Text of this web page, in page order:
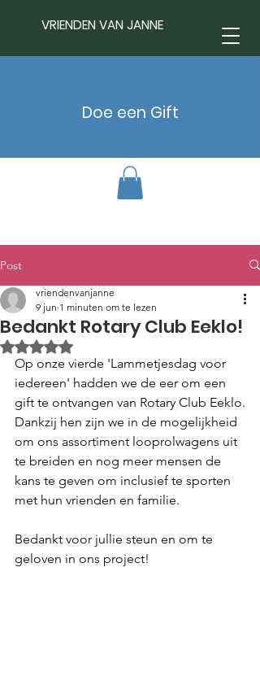
VRIENDEN VAN JANNE
Doe een Gift
Post
Bedankt Rotary Club Eeklo!
vriendenvanjanne
9 jun 1 minuten om te lezen
Beoordeeld met NaN uit 5 sterren.
Op onze vierde 'Lammetjesdag voor
iedereen' hadden we de eer om een
gift te ontvangen van Rotary Club Eeklo.
Dankzij hen zijn we in de mogelijkheid
om ons assortiment looprolwagens uit
te breiden en nog meer mensen de
kans te geven om inclusief te sporten
met hun vrienden en familie.
Bedankt voor jullie steun en om te
geloven in ons project!